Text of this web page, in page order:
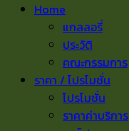
Home
แกลลอรี่
ประวัติ
คณะกรรมการ
ราคา / โปรโมชั่น
โปรโมชั่น
ราคาค่าบริการ